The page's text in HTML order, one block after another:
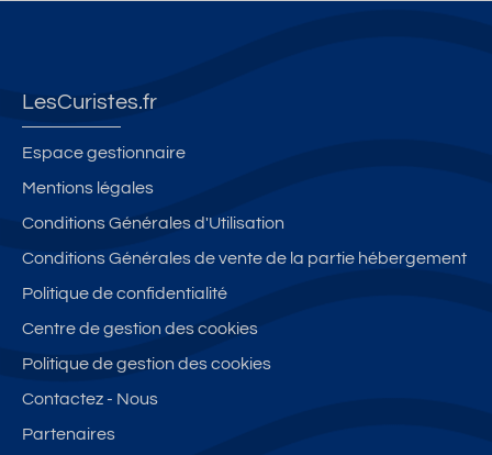
LesCuristes.fr
Espace gestionnaire
Mentions légales
Conditions Générales d'Utilisation
Conditions Générales de vente de la partie hébergement
Politique de confidentialité
Centre de gestion des cookies
Politique de gestion des cookies
Contactez - Nous
Partenaires